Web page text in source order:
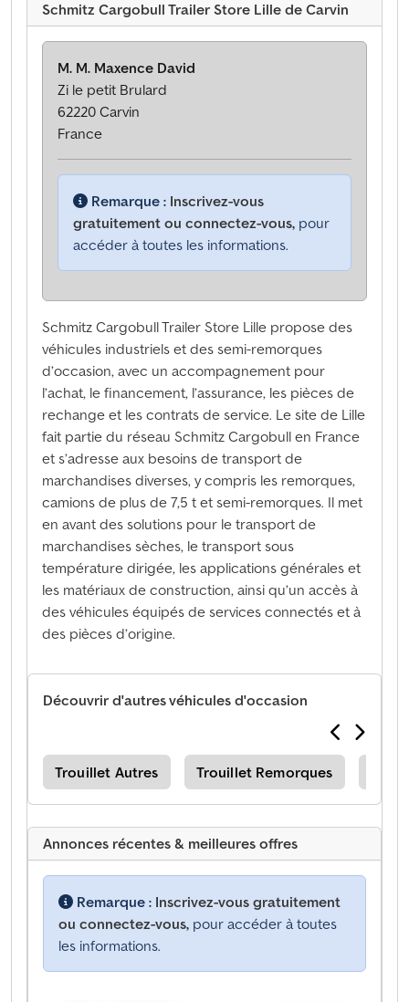
Schmitz Cargobull Trailer Store Lille de Carvin
Schmitz Cargobull Trailer Store Lille propose des
véhicules industriels et des semi-remorques
d’occasion, avec un accompagnement pour
l’achat, le financement, l’assurance, les pièces de
rechange et les contrats de service. Le site de Lille
fait partie du réseau Schmitz Cargobull en France
et s’adresse aux besoins de transport de
marchandises diverses, y compris les remorques,
camions de plus de 7,5 t et semi-remorques. Il met
en avant des solutions pour le transport de
marchandises sèches, le transport sous
température dirigée, les applications générales et
les matériaux de construction, ainsi qu’un accès à
des véhicules équipés de services connectés et à
des pièces d’origine.
M. M. Maxence David
Zi le petit Brulard
62220 Carvin
France
Remarque : Inscrivez-vous
gratuitement ou connectez-vous, pour
accéder à toutes les informations.
Découvrir d'autres véhicules d'occasion
Trouillet Autres Trouillet Remorques
Annonces récentes & meilleures offres
Remarque : Inscrivez-vous gratuitement
ou connectez-vous, pour accéder à toutes
les informations.